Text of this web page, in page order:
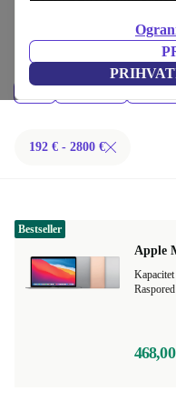
Kupi refurbished Prijenosna
30 dana za povrat. Uštedi
192 € - 2800 €
Apple
Bestseller